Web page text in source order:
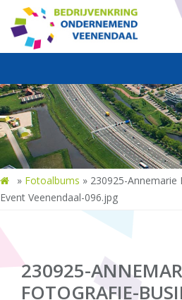
» Fotoalbums » 230925-
Event Veenendaal-096.jpg
230925-
FOTOGRAFIE-